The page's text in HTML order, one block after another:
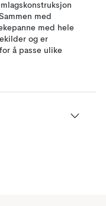
med
med hele
og er
å passe ulike